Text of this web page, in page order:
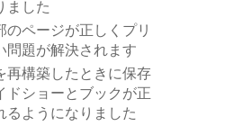
ました
のページが正しくプリ
問題が解決されます
再構築したときに保存
ドショーとブックが正
るようになりました